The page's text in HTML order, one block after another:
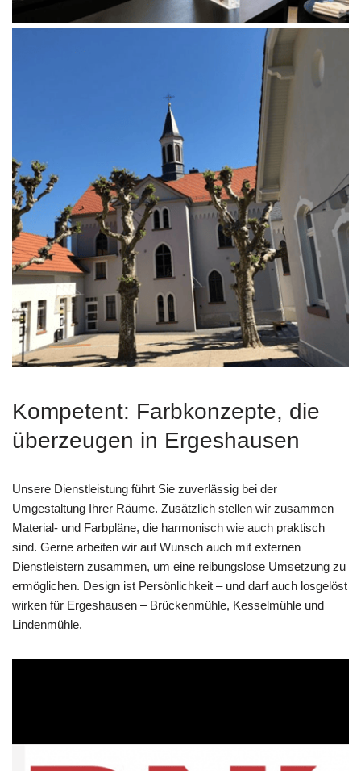
Kompetent: Farbkonzepte, die
überzeugen in Ergeshausen
Unsere Dienstleistung führt Sie zuverlässig bei der
Umgestaltung Ihrer Räume. Zusätzlich stellen wir zusammen
Material- und Farbpläne, die harmonisch wie auch praktisch
sind. Gerne arbeiten wir auf Wunsch auch mit externen
Dienstleistern zusammen, um eine reibungslose Umsetzung zu
ermöglichen. Design ist Persönlichkeit – und darf auch losgelöst
wirken für Ergeshausen – Brückenmühle, Kesselmühle und
Lindenmühle.